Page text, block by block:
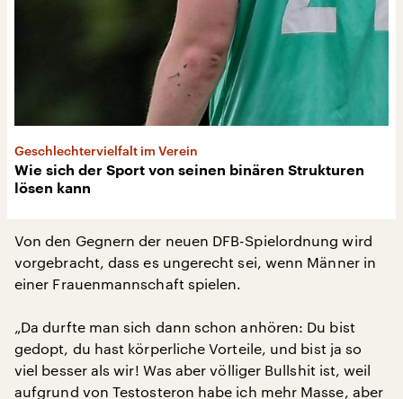
Geschlechtervielfalt im Verein
Wie sich der Sport von seinen binären Strukturen
lösen kann
Von den Gegnern der neuen DFB-Spielordnung wird
vorgebracht, dass es ungerecht sei, wenn Männer in
einer Frauenmannschaft spielen.
„Da durfte man sich dann schon anhören: Du bist
gedopt, du hast körperliche Vorteile, und bist ja so
viel besser als wir! Was aber völliger Bullshit ist, weil
aufgrund von Testosteron habe ich mehr Masse, aber